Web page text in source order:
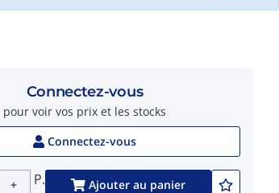
Connectez-vous
pour voir vos prix et les stocks
Connectez-vous
+ P. Ajouter au panier